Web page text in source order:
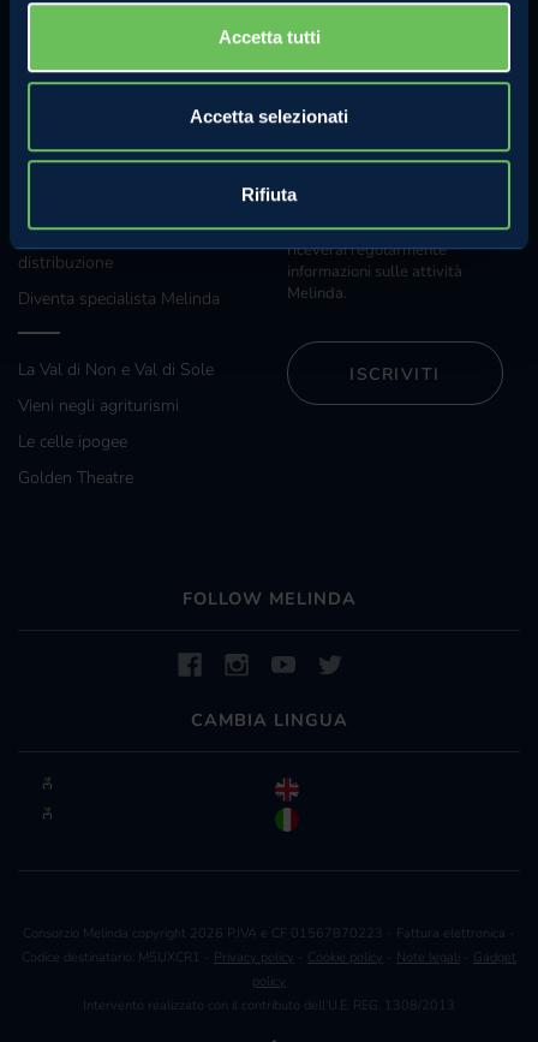
Accetta tutti
Accetta selezionati
Rifiuta
Grossisti e grande
distribuzione
Diventa specialista Melinda
La Val di Non e Val di Sole
Vieni negli agriturismi
Le celle ipogee
Golden Theatre
NEWSLETTER
Iscriviti alla nostra newsletter e
riceverai regolarmente
informazioni sulle attività
Melinda.
ISCRIVITI
FOLLOW MELINDA
CAMBIA LINGUA
Consorzio Melinda copyright 2026 P.IVA e CF 01567870223 - Fattura elettronica -
Codice destinatario: M5UXCR1 - Privacy policy Cookie policy Note legali
Gadget
policy
Intervento realizzato con il contributo dell’U.E. REG. 1308/2013